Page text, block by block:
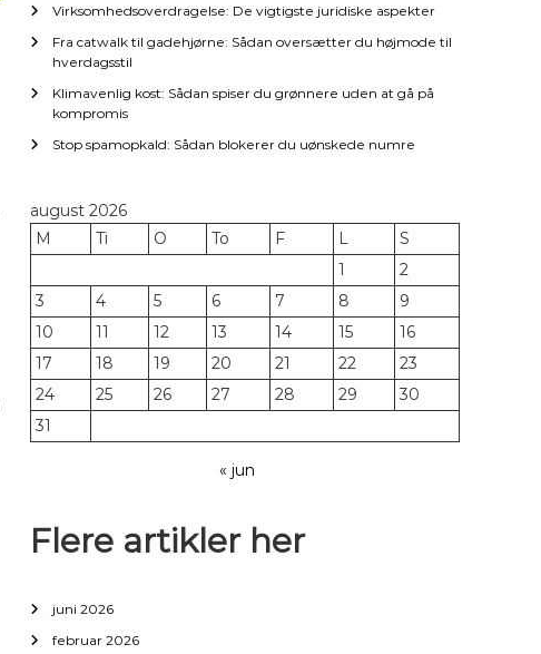
Virksomhedsoverdragelse: De vigtigste juridiske aspekter
Fra catwalk til gadehjørne: Sådan oversætter du højmode til
hverdagsstil
Klimavenlig kost: Sådan spiser du grønnere uden at gå på
kompromis
Stop spamopkald: Sådan blokerer du uønskede numre
august 2026
M
Ti O To F L
S
1
2
3
4 5 6 7 8
9
10
11 12 13 14 15
16
17
18 19 20 21 22
23
24
25 26 27 28 29
30
31
« jun
Flere artikler her
juni 2026
februar 2026